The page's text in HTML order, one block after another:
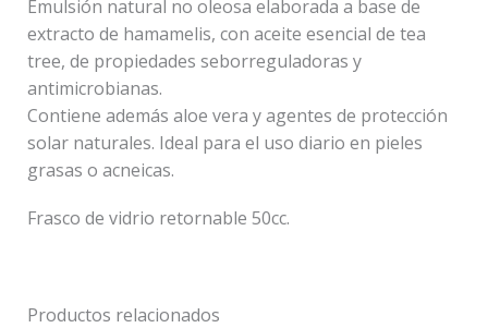
Emulsión natural no oleosa elaborada a base de
extracto de hamamelis, con aceite esencial de tea
tree, de propiedades seborreguladoras y
antimicrobianas.
Contiene además aloe vera y agentes de protección
solar naturales. Ideal para el uso diario en pieles
grasas o acneicas.
Frasco de vidrio retornable 50cc.
Productos relacionados